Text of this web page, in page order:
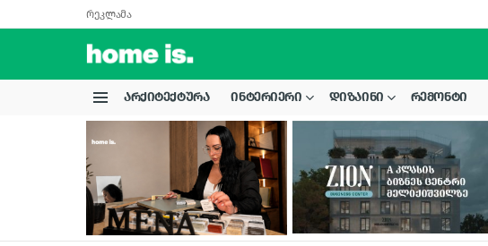
რეკლამა
ᲐᲠᲥᲘᲢᲔᲥᲢᲣᲠᲐ ᲘᲜᲢᲔᲠᲘᲔᲠᲘ ᲓᲘᲖᲐᲘᲜᲘ ᲠᲔᲛᲝᲜᲢᲘ
STORIES